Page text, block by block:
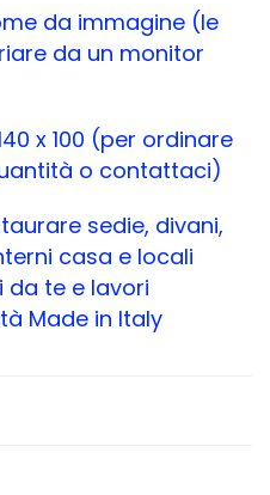
da immagine (le
da un monitor
x 100 (per ordinare
o contattaci)
sedie, divani,
casa e locali
da te e lavori
Made in Italy